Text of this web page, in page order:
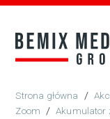
/
Zoom /Akumulator